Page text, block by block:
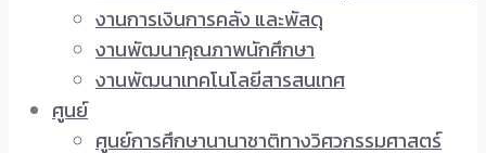
งานการเงินการคลัง และพัสดุ
งานพัฒนาคุณภาพนักศึกษา
งานพัฒนาเทคโนโลยีสารสนเทศ
ศูนย์
ศูนย์การศึกษานานาชาติทางวิศวกรรมศาสตร์